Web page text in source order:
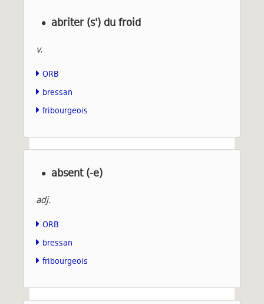
abriter (s') du froid
v.
ORB
bressan
fribourgeois
absent (-e)
adj.
ORB
bressan
fribourgeois